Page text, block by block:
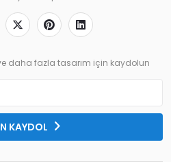
daha fazla tasarım için kaydolun
KAYDOL